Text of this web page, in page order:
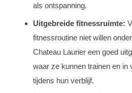
als ontspanning.
Uitgebreide fitnessruimte:
fitnessroutine niet willen
Chateau Laurier een goed
waar ze kunnen trainen en in
tijdens hun verblijf.